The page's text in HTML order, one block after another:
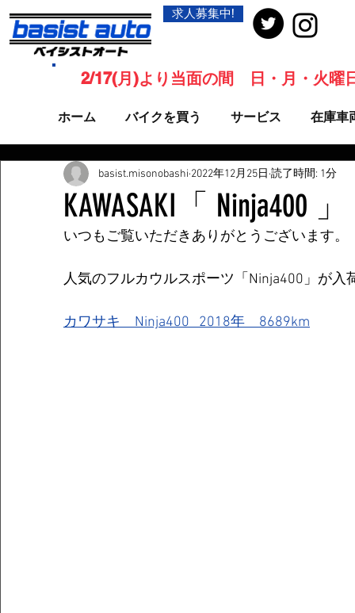
求人募集中!
ホーム バイクを買う サービス 在庫車
2/17(月)より当面の間 日・月・火曜
KAWASAKI「 Ninja400
basist.misonobashi 2022年12月25日 読了時間: 1分
いつもご覧いただきありがとうございます。
人気のフルカウルスポーツ「Ninja400」が入
カワサキ　Ninja400   2018年　8689km